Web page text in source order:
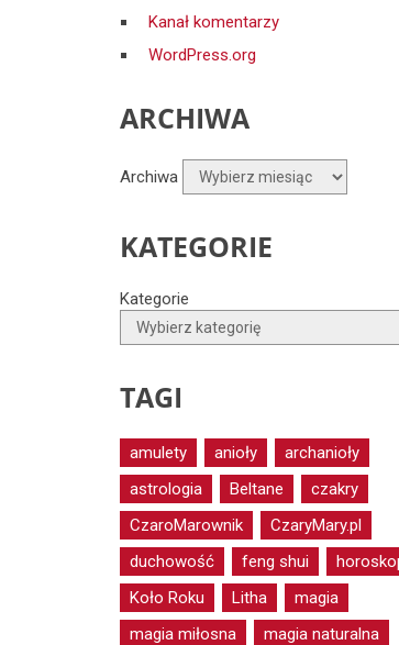
Kanał komentarzy
WordPress.org
ARCHIWA
Archiwa
KATEGORIE
Kategorie
TAGI
amulety anioły
archanioły
astrologia
Beltane
czakry
CzaroMarownik
CzaryMary.pl
duchowość
feng shui
Koło Roku
Litha
magia
magia miłosna
magia naturalna